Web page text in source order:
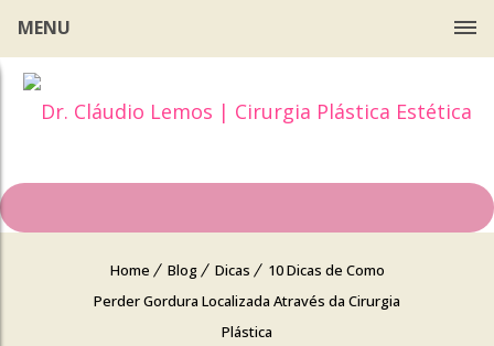
MENU
Home Blog Dicas
10 Dicas de Como
Perder Gordura Localizada Através da Cirurgia
Plástica